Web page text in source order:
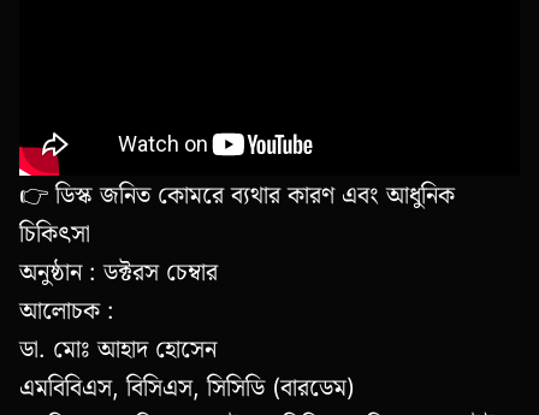
👉 ডিস্ক জনিত কোমরে ব্যথার কারণ এবং আধুনিক
চিকিৎসা
অনুষ্ঠান : ডক্টরস চেম্বার
আলোচক :
ডা. মোঃ আহাদ হোসেন
এমবিবিএস, বিসিএস, সিসিডি (বারডেম)